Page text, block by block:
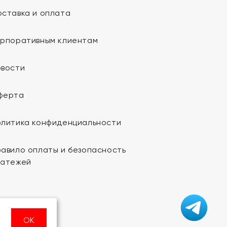
и оплата
клиентам
конфиденциальности
оплаты и безопасность
ОК